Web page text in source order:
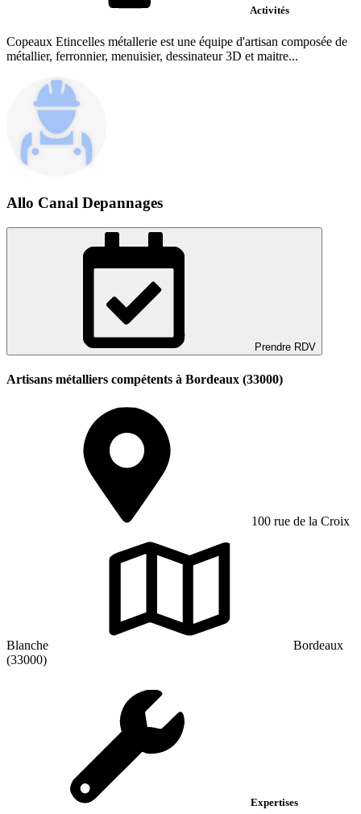
Activités
Copeaux Etincelles métallerie est une équipe d'artisan composée de
métallier, ferronnier, menuisier, dessinateur 3D et maitre...
Allo Canal Depannages
Prendre RDV
Artisans métalliers compétents à Bordeaux (33000)
100 rue de la Croix
Blanche
Bordeaux
(33000)
Expertises